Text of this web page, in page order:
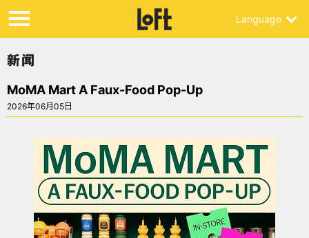
Language
MoMA Mart A Faux-Food Pop-Up
2026年06月05日